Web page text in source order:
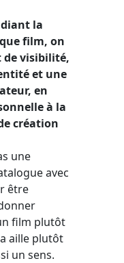
la
film, on
de visibilité,
et une
en
à la
création
une
avec
être
film plutôt
aille plutôt
un sens.